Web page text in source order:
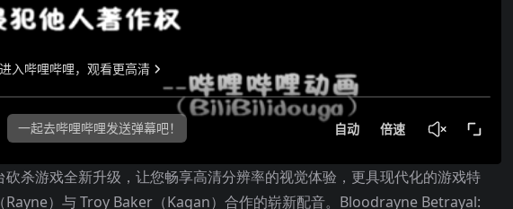
杀游戏全新升级，让您畅享高清分辨率的视觉体验，更具现代化的游戏特
）与 Troy Baker（Kagan）合作的崭新配音。Bloodrayne Betrayal: